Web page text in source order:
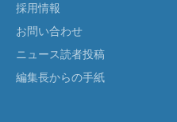
採用情報
お問い合わせ
ニュース読者投稿
編集長からの手紙